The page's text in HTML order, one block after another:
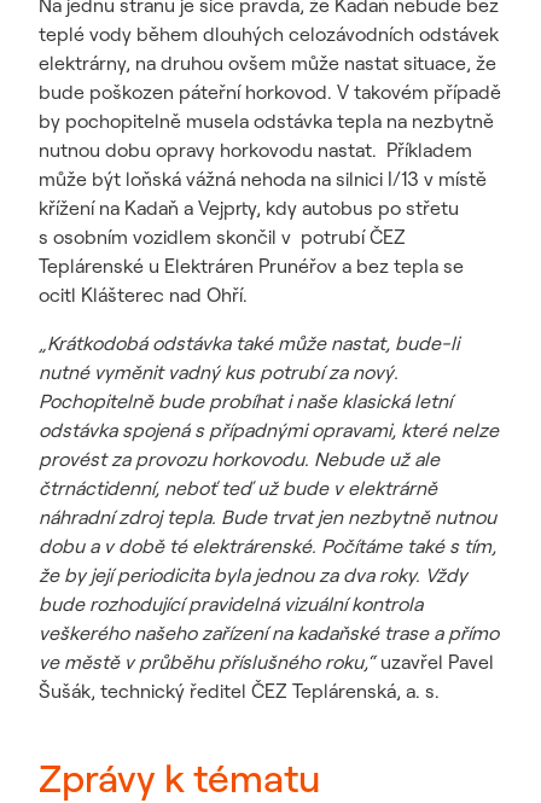
Na jednu stranu je sice pravda, že Kadaň nebude bez
teplé vody během dlouhých celozávodních odstávek
elektrárny, na druhou ovšem může nastat situace, že
bude poškozen páteřní horkovod. V takovém případě
by pochopitelně musela odstávka tepla na nezbytně
nutnou dobu opravy horkovodu nastat. Příkladem
může být loňská vážná nehoda na silnici I/13 v místě
křížení na Kadaň a Vejprty, kdy autobus po střetu
s osobním vozidlem skončil v potrubí ČEZ
Teplárenské u Elektráren Prunéřov a bez tepla se
ocitl Klášterec nad Ohří.
„Krátkodobá odstávka také může nastat, bude-li
nutné vyměnit vadný kus potrubí za nový.
Pochopitelně bude probíhat i naše klasická letní
odstávka spojená s případnými opravami, které nelze
provést za provozu horkovodu. Nebude už ale
čtrnáctidenní, neboť teď už bude v elektrárně
náhradní zdroj tepla. Bude trvat jen nezbytně nutnou
dobu a v době té elektrárenské. Počítáme také s tím,
že by její periodicita byla jednou za dva roky. Vždy
bude rozhodující pravidelná vizuální kontrola
veškerého našeho zařízení na kadaňské trase a přímo
ve městě v průběhu příslušného roku,“uzavřel Pavel
Šušák, technický ředitel ČEZ Teplárenská, a. s.
Zprávy k tématu